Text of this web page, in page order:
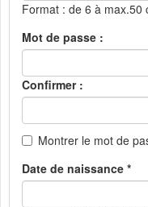
Format : de 6 à max.50
Mot de passe :
Confirmer :
Montrer le mot de
Date de naissance *